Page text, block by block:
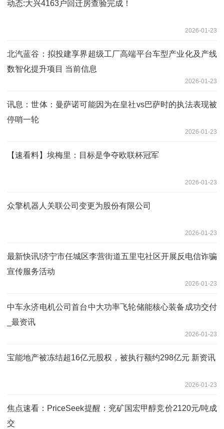
动态:大兴4163户回迁房查验完成！
2026-01-23
北汽蓝谷：拟投建享界超级工厂高端平台车型产业化及产线
数智化提升项目 当前信息
2026-01-23
讯息：世体：曼萨诺可能因为在皇社vs巴萨时的执法表现被
停哨一轮
2026-01-23
【速看料】埃梅里：目标是争夺欧联杯冠军
2026-01-23
众擎机器人关联公司变更为股份有限公司
2026-01-23
最新快讯!济宁市任城区李营街道五里屯社区开展反电信诈骗
宣传服务活动
2026-01-23
中车永济电机公司首台中大功率飞轮储能核心装备成功交付
_最资讯
2026-01-23
宝能地产被冻结超16亿元股权，被执行额约298亿元 新资讯
2026-01-23
焦点速看：PriceSeek提醒：兖矿国宏甲醇竞价2120元/吨成
交